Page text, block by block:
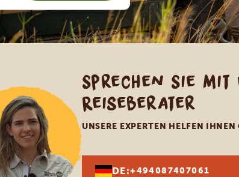
Sprechen Sie mit
Reiseberater
UNSERE EXPERTEN HELFEN IHNEN
DE:+494087407061